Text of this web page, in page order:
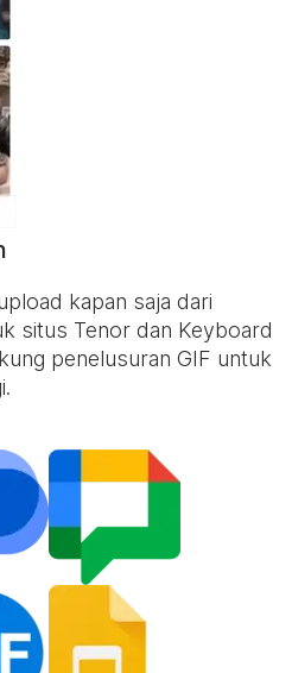
kapan saja dari
situs Tenor dan Keyboard
penelusuran GIF untuk